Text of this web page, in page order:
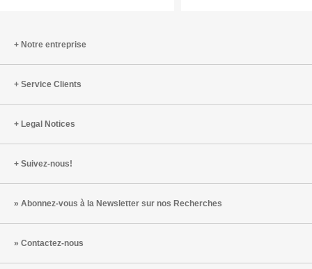
Notre entreprise
Service Clients
Legal Notices
Suivez-nous!
Abonnez-vous à la Newsletter sur nos Recherches
Contactez-nous